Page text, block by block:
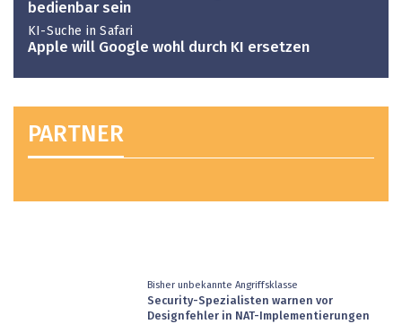
bedienbar sein
KI-Suche in Safari
Apple will Google wohl durch KI ersetzen
PARTNER
Bisher unbekannte Angriffsklasse
Security-Spezialisten warnen vor
Designfehler in NAT-Implementierungen